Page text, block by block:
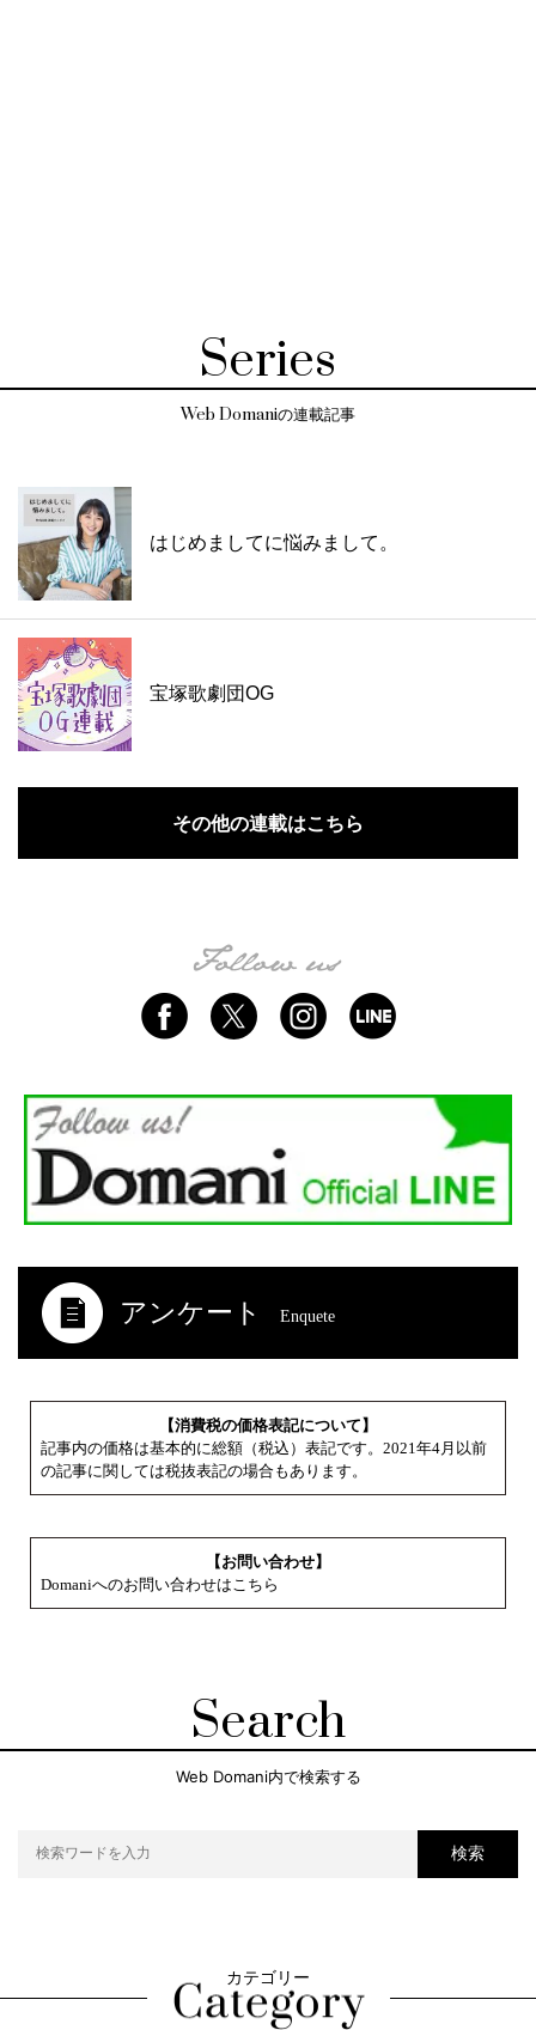
Series
Web Domaniの連載記事
はじめましてに悩みまして。
宝塚歌劇団OG
その他の連載はこちら
アンケート Enquete
【消費税の価格表記について】
記事内の価格は基本的に総額（税込）表記です。2021年4月以前
の記事に関しては税抜表記の場合もあります。
【お問い合わせ】
Domaniへのお問い合わせはこちら
Search
Web Domani内で検索する
検索
カテゴリー